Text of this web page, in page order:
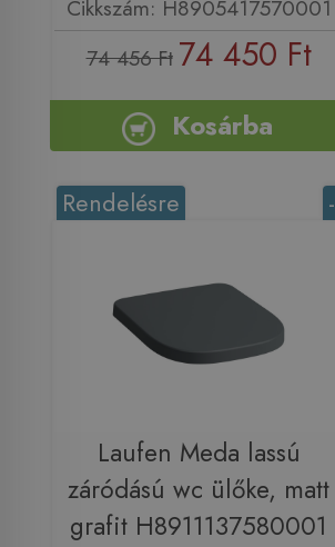
Cikkszám: H8905417570001
74 456 Ft 74 450 Ft
Kosárba
-
Rendelésre
Laufen Meda lassú
záródású wc ülőke, matt
grafit H8911137580001